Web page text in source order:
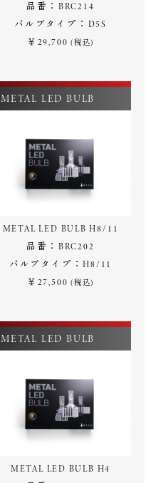
品番：BRC214
バルブタイプ：D5S
￥29,700(税込)
METAL LED BULB
METAL LED BULB H8/11
品番：BRC202
バルブタイプ：H8/11
￥27,500(税込)
METAL LED BULB
METAL LED BULB H4